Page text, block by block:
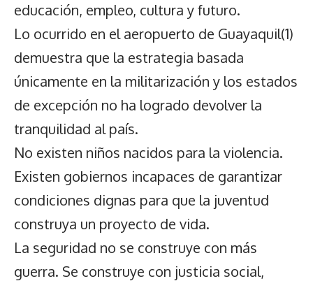
educación, empleo, cultura y futuro.
Lo ocurrido en el aeropuerto de Guayaquil(1)
demuestra que la estrategia basada
únicamente en la militarización y los estados
de excepción no ha logrado devolver la
tranquilidad al país.
No existen niños nacidos para la violencia.
Existen gobiernos incapaces de garantizar
condiciones dignas para que la juventud
construya un proyecto de vida.
La seguridad no se construye con más
guerra. Se construye con justicia social,